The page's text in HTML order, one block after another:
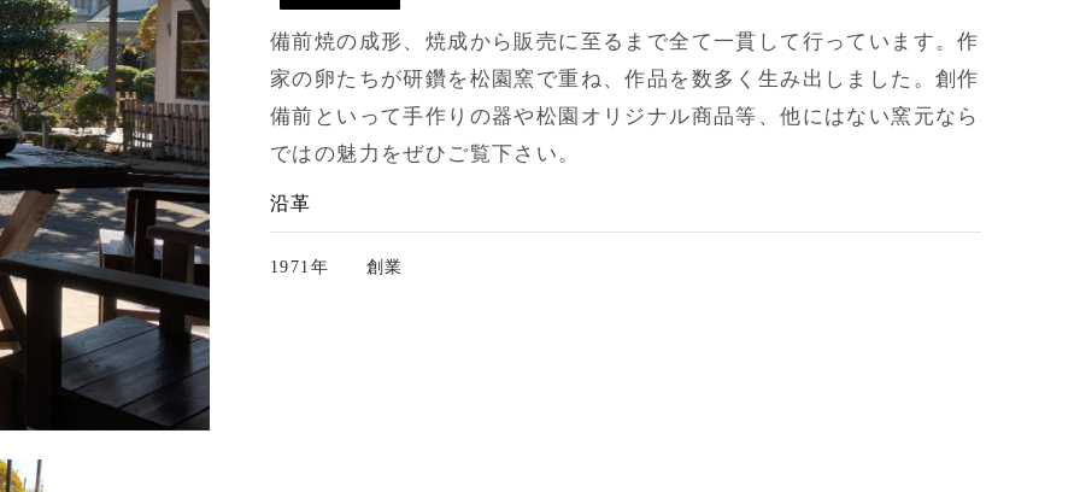
備前焼の成形、焼成から販売に至るまで全て一貫して行っています。作
家の卵たちが研鑽を松園窯で重ね、作品を数多く生み出しました。創作
備前といって手作りの器や松園オリジナル商品等、他にはない窯元なら
ではの魅力をぜひご覧下さい。
沿革
1971年 創業